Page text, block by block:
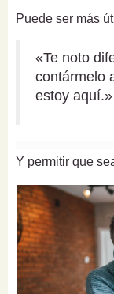
Puede ser más
«Te noto
contármelo
estoy aquí.»
Y permitir que